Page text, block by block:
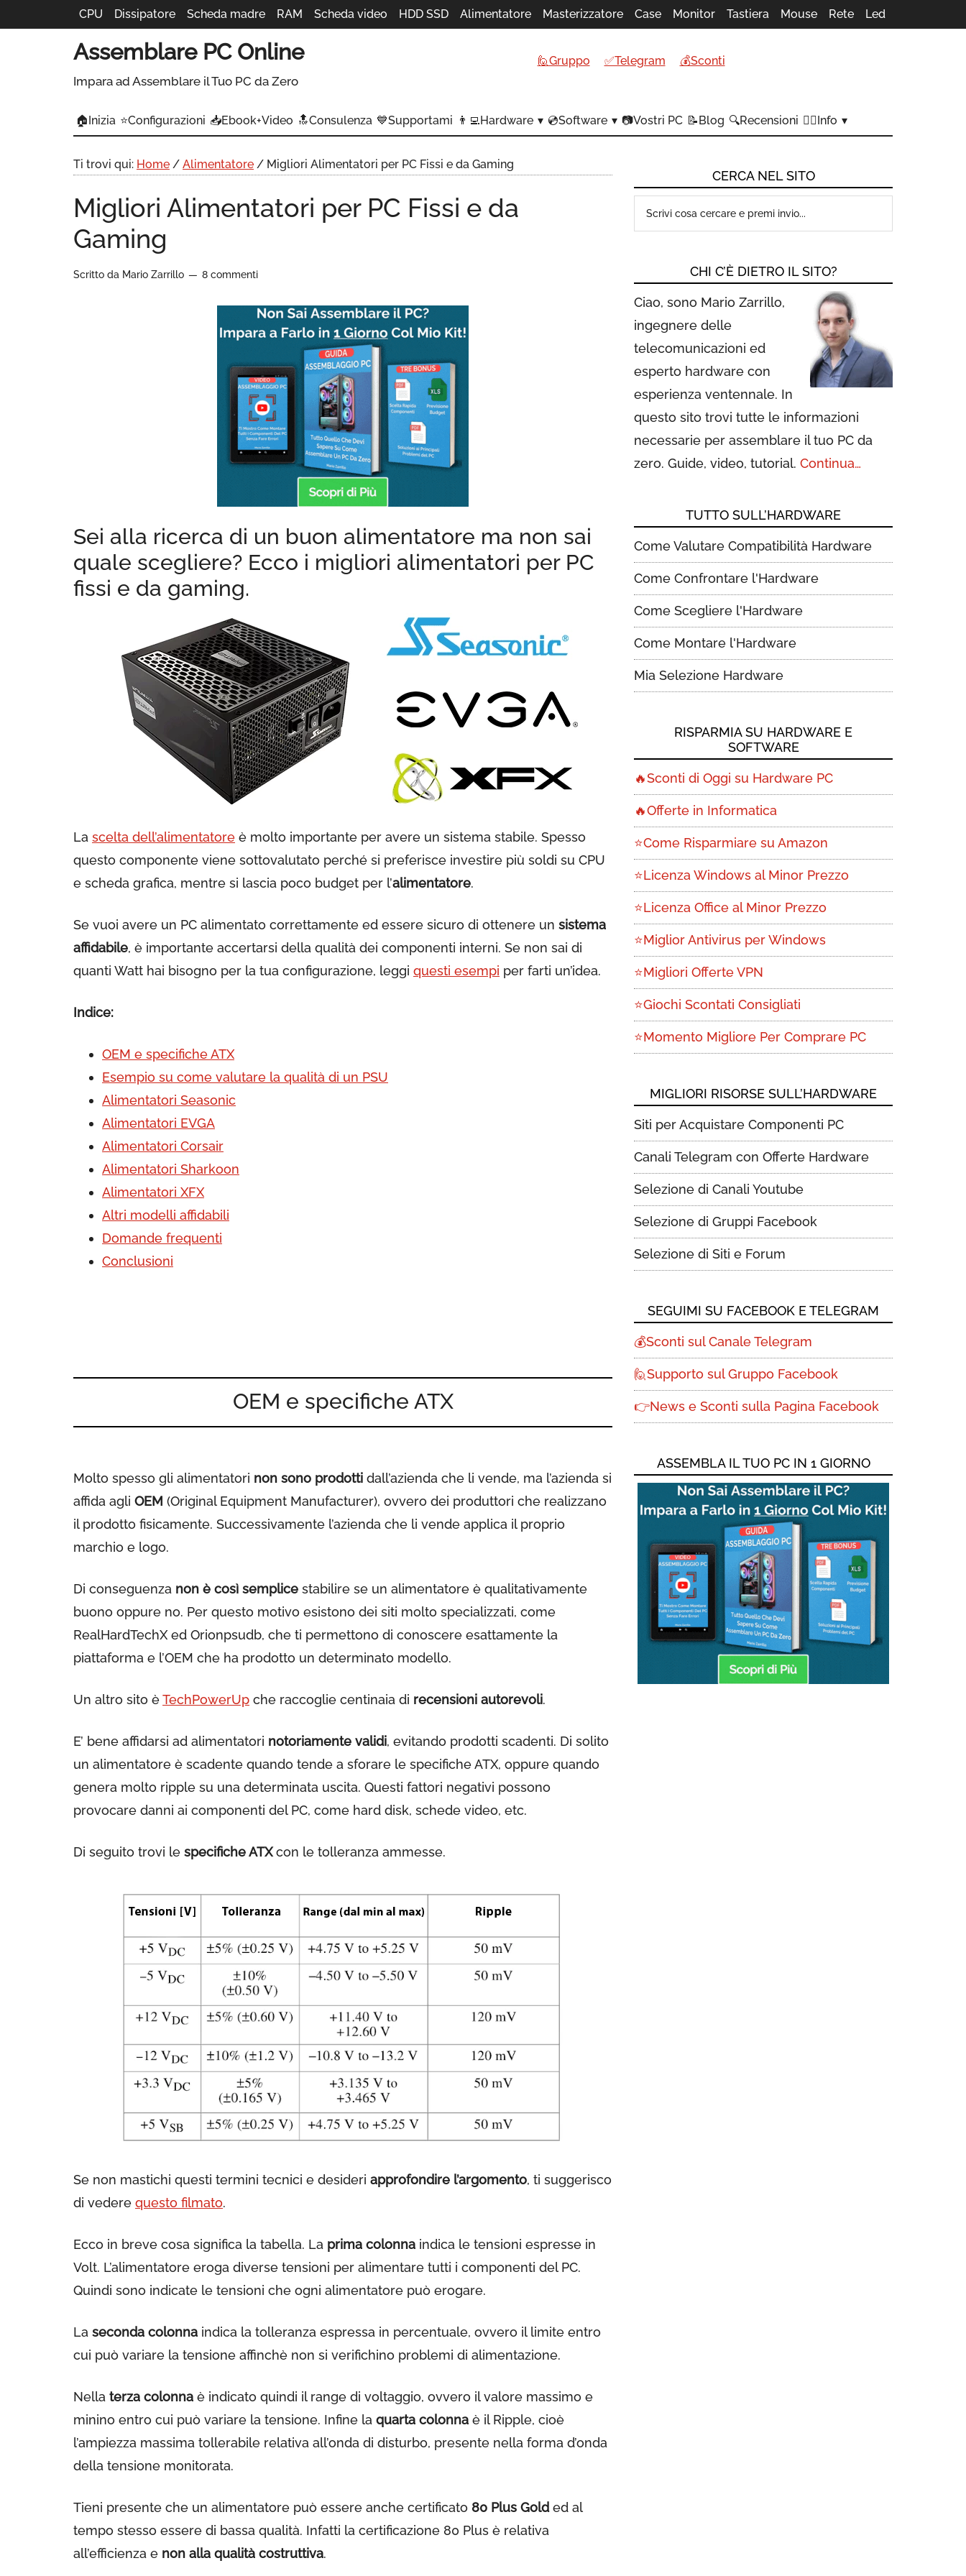
CPU Dissipatore Scheda madre RAM Scheda video HDD SSD Alimentatore Masterizzatore Case Monitor Tastiera Mouse Rete Led
Assemblare PC Online
Impara ad Assemblare il Tuo PC da Zero
🙋Gruppo ✅Telegram 💰Sconti
🏠Inizia ⭐Configurazioni 📥Ebook+Video 🔝Consulenza 💙Supportami 👨‍💻Hardware 💿Software 📷Vostri PC 📝Blog 🔍Recensioni 🙋‍♂️Info
Ti trovi qui: Home / Alimentatore / Migliori Alimentatori per PC Fissi e da Gaming
Migliori Alimentatori per PC Fissi e da
Gaming
Scritto da Mario Zarrillo 8 commenti
Sei alla ricerca di un buon alimentatore ma non sai
quale scegliere? Ecco i migliori alimentatori per PC
fissi e da gaming.
La scelta dell’alimentatore è molto importante per avere un sistema stabile. Spesso
questo componente viene sottovalutato perché si preferisce investire più soldi su CPU
e scheda grafica, mentre si lascia poco budget per l’alimentatore.
Se vuoi avere un PC alimentato correttamente ed essere sicuro di ottenere un sistema
affidabile, è importante accertarsi della qualità dei componenti interni. Se non sai di
quanti Watt hai bisogno per la tua configurazione, leggi questi esempi per farti un’idea.
Indice:
OEM e specifiche ATX
Esempio su come valutare la qualità di un PSU
Alimentatori Seasonic
Alimentatori EVGA
Alimentatori Corsair
Alimentatori Sharkoon
Alimentatori XFX
Altri modelli affidabili
Domande frequenti
Conclusioni
OEM e specifiche ATX
Molto spesso gli alimentatori non sono prodotti dall’azienda che li vende, ma l’azienda si
affida agli OEM (Original Equipment Manufacturer), ovvero dei produttori che realizzano
il prodotto fisicamente. Successivamente l’azienda che li vende applica il proprio
marchio e logo.
Di conseguenza non è così semplice stabilire se un alimentatore è qualitativamente
buono oppure no. Per questo motivo esistono dei siti molto specializzati, come
RealHardTechX ed Orionpsudb, che ti permettono di conoscere esattamente la
piattaforma e l’OEM che ha prodotto un determinato modello.
Un altro sito èTechPowerUp che raccoglie centinaia di recensioni autorevoli.
E’ bene affidarsi ad alimentatori notoriamente validi, evitando prodotti scadenti. Di solito
un alimentatore è scadente quando tende a sforare le specifiche ATX, oppure quando
genera molto ripple su una determinata uscita. Questi fattori negativi possono
provocare danni ai componenti del PC, come hard disk, schede video, etc.
Di seguito trovi le specifiche ATXcon le tolleranza ammesse.
Se non mastichi questi termini tecnici e desideri approfondire l’argomento, ti suggerisco
di vedere questo filmato.
Ecco in breve cosa significa la tabella. La prima colonna indica le tensioni espresse in
Volt. L’alimentatore eroga diverse tensioni per alimentare tutti i componenti del PC.
Quindi sono indicate le tensioni che ogni alimentatore può erogare.
La seconda colonna indica la tolleranza espressa in percentuale, ovvero il limite entro
cui può variare la tensione affinchè non si verifichino problemi di alimentazione.
Nella terza colonna è indicato quindi il range di voltaggio, ovvero il valore massimo e
minino entro cui può variare la tensione. Infine la quarta colonna è il Ripple, cioè
l’ampiezza massima tollerabile relativa all’onda di disturbo, presente nella forma d’onda
della tensione monitorata.
Tieni presente che un alimentatore può essere anche certificato 80 Plus Golded al
tempo stesso essere di bassa qualità. Infatti la certificazione 80 Plus è relativa
all’efficienza e non alla qualità costruttiva.
CERCA NEL SITO
CHI C’È DIETRO IL SITO?
Ciao, sono Mario Zarrillo,
ingegnere delle
telecomunicazioni ed
esperto hardware con
esperienza ventennale. In
questo sito trovi tutte le informazioni
necessarie per assemblare il tuo PC da
zero. Guide, video, tutorial. Continua…
TUTTO SULL’HARDWARE
Come Valutare Compatibilità Hardware
Come Confrontare l'Hardware
Come Scegliere l'Hardware
Come Montare l'Hardware
Mia Selezione Hardware
RISPARMIA SU HARDWARE E
SOFTWARE
🔥Sconti di Oggi su Hardware PC
🔥Offerte in Informatica
⭐Come Risparmiare su Amazon
⭐Licenza Windows al Minor Prezzo
⭐Licenza Office al Minor Prezzo
⭐Miglior Antivirus per Windows
⭐Migliori Offerte VPN
⭐Giochi Scontati Consigliati
⭐Momento Migliore Per Comprare PC
MIGLIORI RISORSE SULL’HARDWARE
Siti per Acquistare Componenti PC
Canali Telegram con Offerte Hardware
Selezione di Canali Youtube
Selezione di Gruppi Facebook
Selezione di Siti e Forum
SEGUIMI SU FACEBOOK E TELEGRAM
💰Sconti sul Canale Telegram
🙋Supporto sul Gruppo Facebook
👉News e Sconti sulla Pagina Facebook
ASSEMBLA IL TUO PC IN 1 GIORNO